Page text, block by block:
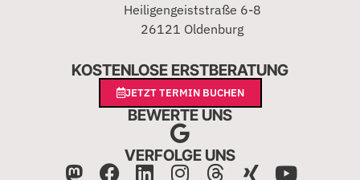
Heiligengeiststraße 6-8
26121 Oldenburg
KOSTENLOSE ERSTBERATUNG
JETZT TERMIN BUCHEN
BEWERTE UNS
VERFOLGE UNS